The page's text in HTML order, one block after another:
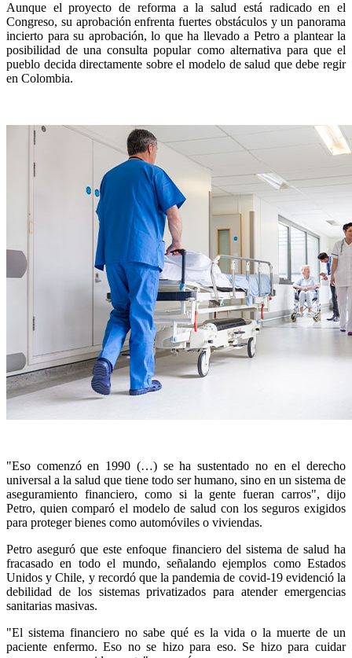
Aunque el proyecto de reforma a la salud está radicado en el
Congreso, su aprobación enfrenta fuertes obstáculos y un panorama
incierto para su aprobación, lo que ha llevado a Petro a plantear la
posibilidad de una consulta popular como alternativa para que el
pueblo decida directamente sobre el modelo de salud que debe regir
en Colombia.
"Eso comenzó en 1990 (…) se ha sustentado no en el derecho
universal a la salud que tiene todo ser humano, sino en un sistema de
aseguramiento financiero, como si la gente fueran carros", dijo
Petro, quien comparó el modelo de salud con los seguros exigidos
para proteger bienes como automóviles o viviendas.
Petro aseguró que este enfoque financiero del sistema de salud ha
fracasado en todo el mundo, señalando ejemplos como Estados
Unidos y Chile, y recordó que la pandemia de covid-19 evidenció la
debilidad de los sistemas privatizados para atender emergencias
sanitarias masivas.
"El sistema financiero no sabe qué es la vida o la muerte de un
paciente enfermo. Eso no se hizo para eso. Se hizo para cuidar